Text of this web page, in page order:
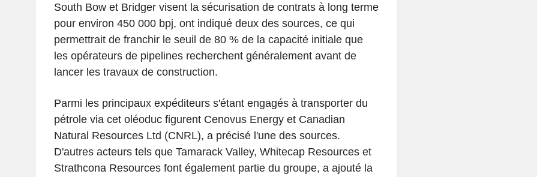
South Bow et Bridger visent la sécurisation de contrats à long terme
pour environ 450 000 bpj, ont indiqué deux des sources, ce qui
permettrait de franchir le seuil de 80 % de la capacité initiale que
les opérateurs de pipelines recherchent généralement avant de
lancer les travaux de construction.
Parmi les principaux expéditeurs s'étant engagés à transporter du
pétrole via cet oléoduc figurent Cenovus Energy et Canadian
Natural Resources Ltd (CNRL), a précisé l'une des sources.
D'autres acteurs tels que Tamarack Valley, Whitecap Resources et
Strathcona Resources font également partie du groupe, a ajouté la